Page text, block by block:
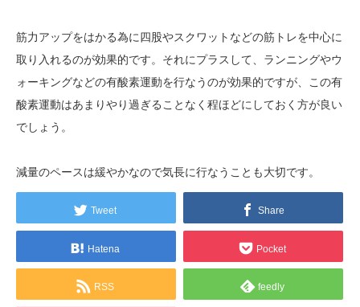
筋力アップをはかる為に四股やスクワットなどの筋トレを中心に
取り入れるのが効果的です。それにプラスして、ランニングやウ
ォーキングなどの有酸素運動を行なうのが効果的ですが、この有
酸素運動はあまりやり過ぎることなく程ほどにしておく方が良い
でしょう。
減量のペースは緩やかなので気長に行なうことも大切です。
Tweet Share
Hatena Pocket
RSS feedly